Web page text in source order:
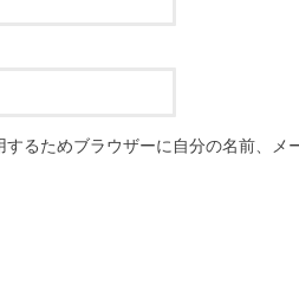
るためブラウザーに自分の名前、メ